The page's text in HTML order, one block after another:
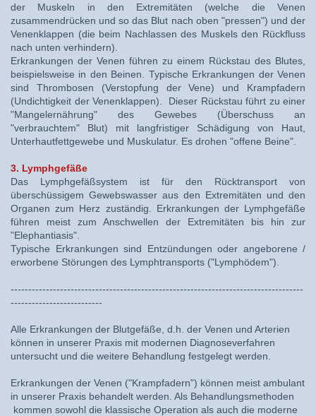
der Muskeln in den Extremitäten (welche die Venen
zusammendrücken und so das Blut nach oben "pressen") und der
Venenklappen (die beim Nachlassen des Muskels den Rückfluss
nach unten verhindern).
Erkrankungen der Venen führen zu einem Rückstau des Blutes,
beispielsweise in den Beinen. Typische Erkrankungen der Venen
sind Thrombosen (Verstopfung der Vene) und Krampfadern
(Undichtigkeit der Venenklappen). Dieser Rückstau führt zu einer
"Mangelernährung" des Gewebes (Überschuss an
"verbrauchtem" Blut) mit langfristiger Schädigung von Haut,
Unterhautfettgewebe und Muskulatur. Es drohen "offene Beine".
3. Lymphgefäße
Das Lymphgefäßsystem ist für den Rücktransport von
überschüssigem Gewebswasser aus den Extremitäten und den
Organen zum Herz zuständig. Erkrankungen der Lymphgefäße
führen meist zum Anschwellen der Extremitäten bis hin zur
"Elephantiasis".
Typische Erkrankungen sind Entzündungen oder angeborene /
erworbene Störungen des Lymphtransports ("Lymphödem").
-----------------------------------------------------------------------------------
--------------------------
Alle Erkrankungen der Blutgefäße, d.h. der Venen und Arterien
können in unserer Praxis mit modernen Diagnoseverfahren
untersucht und die weitere Behandlung festgelegt werden.
Erkrankungen der Venen ("Krampfadern") können meist ambulant
in unserer Praxis behandelt werden. Als Behandlungsmethoden
kommen sowohl die klassische Operation als auch die moderne